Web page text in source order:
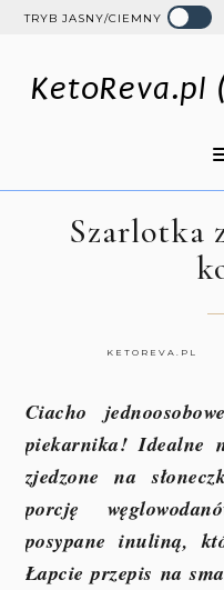
TRYB JASNY/CIEMNY
KetoReva.pl
Szarlotka
KETOREVA.PL
Ciacho
piekarnika! Idealne
zjedzone na
porcję
posypane inuliną,
Łapcie przepis na